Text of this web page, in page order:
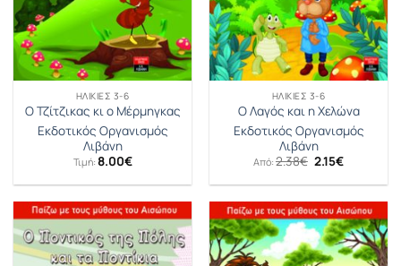
ΗΛΙΚΊΕΣ 3-6
Ο Τζίτζικας κι ο Μέρμηγκας
Εκδοτικός Οργανισμός
Λιβάνη
Τιμή: 8.00€
ΗΛΙΚΊΕΣ 3-6
Ο Λαγός και η Χελώνα
Εκδοτικός Οργανισμός
Λιβάνη
Από: 2.38€ Original
price
was:
2.15€Η
τιμή
2.15€.